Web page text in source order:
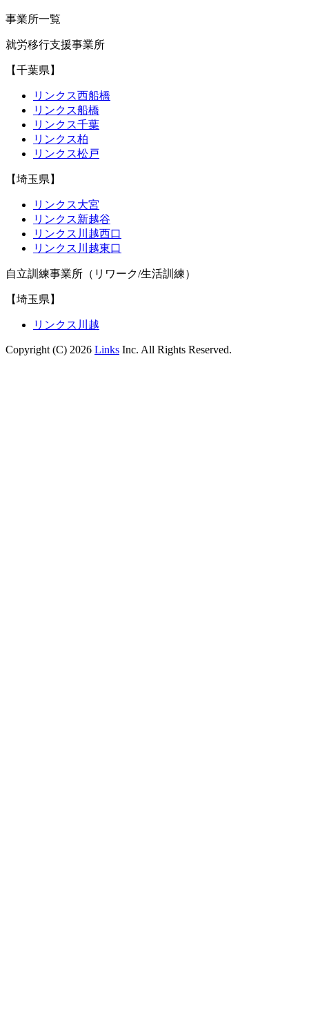
事業所一覧
就労移行支援事業所
【千葉県】
リンクス西船橋
リンクス船橋
リンクス千葉
リンクス柏
リンクス松戸
【埼玉県】
リンクス大宮
リンクス新越谷
リンクス川越西口
リンクス川越東口
自立訓練事業所（リワーク/生活訓練）
【埼玉県】
リンクス川越
Copyright (C) 2026 Links Inc. All Rights Reserved.